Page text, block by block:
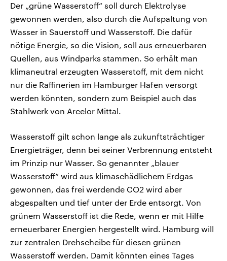
Der „grüne Wasserstoff“ soll durch Elektrolyse
gewonnen werden, also durch die Aufspaltung von
Wasser in Sauerstoff und Wasserstoff. Die dafür
nötige Energie, so die Vision, soll aus erneuerbaren
Quellen, aus Windparks stammen. So erhält man
klimaneutral erzeugten Wasserstoff, mit dem nicht
nur die Raffinerien im Hamburger Hafen versorgt
werden könnten, sondern zum Beispiel auch das
Stahlwerk von Arcelor Mittal.
Wasserstoff gilt schon lange als zukunftsträchtiger
Energieträger, denn bei seiner Verbrennung entsteht
im Prinzip nur Wasser. So genannter „blauer
Wasserstoff“ wird aus klimaschädlichem Erdgas
gewonnen, das frei werdende CO2 wird aber
abgespalten und tief unter der Erde entsorgt. Von
grünem Wasserstoff ist die Rede, wenn er mit Hilfe
erneuerbarer Energien hergestellt wird. Hamburg will
zur zentralen Drehscheibe für diesen grünen
Wasserstoff werden. Damit könnten eines Tages